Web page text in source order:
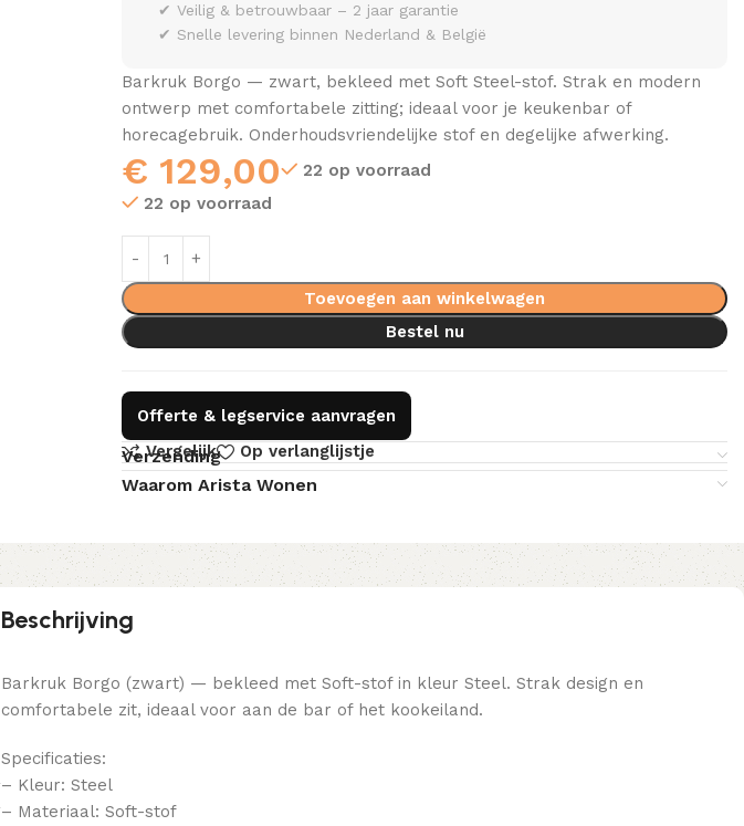
✔ Veilig & betrouwbaar – 2 jaar garantie
✔ Snelle levering binnen Nederland & België
Barkruk Borgo — zwart, bekleed met Soft Steel-stof. Strak en modern
ontwerp met comfortabele zitting; ideaal voor je keukenbar of
horecagebruik. Onderhoudsvriendelijke stof en degelijke afwerking.
€ 129,00
22 op voorraad
22 op voorraad
Toevoegen aan winkelwagen
Bestel nu
Offerte & legservice aanvragen
Vergelijk
Op verlanglijstje
Verzending
Waarom Arista Wonen
Beschrijving
Barkruk Borgo (zwart) — bekleed met Soft-stof in kleur Steel. Strak design en
comfortabele zit, ideaal voor aan de bar of het kookeiland.
Specificaties:
– Kleur: Steel
– Materiaal: Soft-stof